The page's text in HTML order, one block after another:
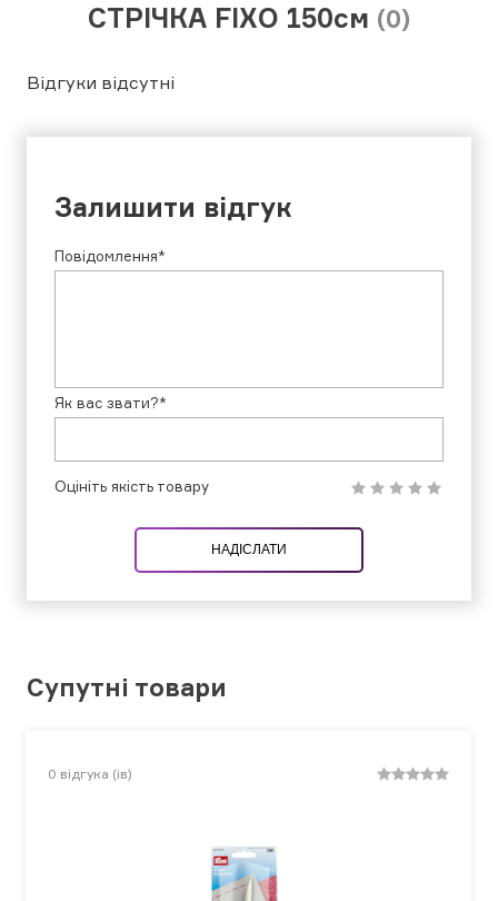
СТРІЧКА FIXO 150см (0)
Відгуки відсутні
Залишити відгук
Повідомлення*
Як вас звати?*
Оцініть якість товару
НАДІСЛАТИ
Супутні товари
0 відгука (ів)